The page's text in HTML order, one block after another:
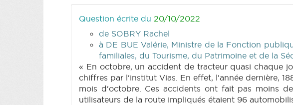
Question écrite du 20/10/2022
de SOBRY Rachel
à DE BUE Valérie, Ministre de la Fonction
familiales, du Tourisme, du Patrimoine et de la
« En octobre, un accident de tracteur quasi chaque
chiffres par l'institut Vias. En effet, l'année dernière,
mois d'octobre. Ces accidents ont fait pas moins
utilisateurs de la route impliqués étaient 96